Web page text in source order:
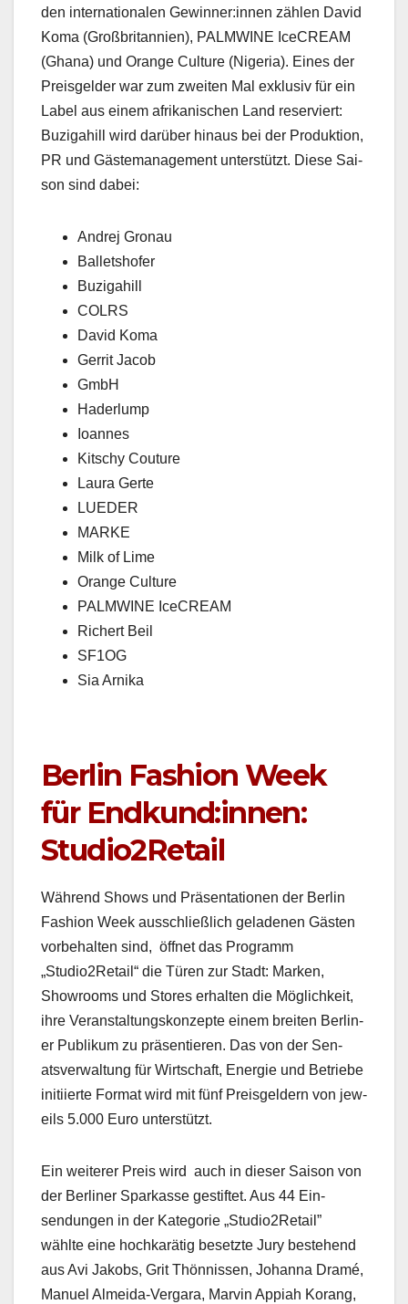
den inter­na­tionalen Gewinner:innen zählen David
Koma (Großbri­tan­nien), PALMWINE Ice­CREAM
(Ghana) und Orange Cul­ture (Nige­ria). Eines der
Preis­gelder war zum zweit­en Mal exk­lu­siv für ein
Label aus einem afrikanis­chen Land reserviert:
Buzi­gahill wird darüber hin­aus bei der Pro­duk­tion,
PR und Gäste­m­an­age­ment unter­stützt. Diese Sai­
son sind dabei:
Andrej Gronau
Bal­let­shofer
Buzi­gahill
COLRS
David Koma
Ger­rit Jacob
GmbH
Hader­lump
Ioannes
Kitschy Cou­ture
Lau­ra Gerte
LUEDER
MARKE
Milk of Lime
Orange Cul­ture
PALMWINE Ice­CREAM
Richert Beil
SF1OG
Sia Arni­ka
Berlin Fashion Week
für Endkund:innen:
Studio2Retail
Während Shows und Präsen­ta­tio­nen der Berlin
Fash­ion Week auss­chließlich gelade­nen Gästen
vor­be­hal­ten sind, öffnet das Pro­gramm
„Studio2Retail“ die Türen zur Stadt: Marken,
Show­rooms und Stores erhal­ten die Möglichkeit,
ihre Ver­anstal­tungskonzepte einem bre­it­en Berlin­
er Pub­likum zu präsen­tieren. Das von der Sen­
atsver­wal­tung für Wirtschaft, Energie und Betriebe
ini­ti­ierte For­mat wird mit fünf Preis­geldern von jew­
eils 5.000 Euro unter­stützt.
Ein weit­er­er Preis wird auch in dieser Sai­son von
der Berlin­er Sparkasse ges­tiftet. Aus 44 Ein­
sendun­gen in der Kat­e­gorie „Studio2Retail”
wählte eine hochkarätig beset­zte Jury beste­hend
aus Avi Jakobs, Grit Thön­nis­sen, Johan­na Dramé,
Manuel Almei­da-Ver­gara, Mar­vin Appi­ah Korang,